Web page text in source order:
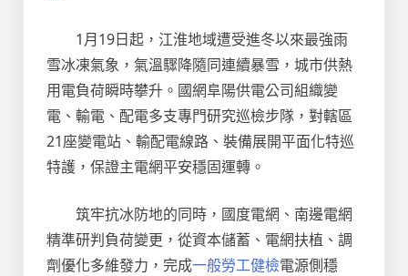
1月19日起，江淮地域遭受進冬以來最強雨
雪冰凍氣象，氣溫驟降隨同連續暴雪，城市供熱
用電負荷瞬時攀升。國網阜陽供電公司組織變
電、輸電、配電多支專門研究巡檢步隊，對轄區
21座變電站、輸配電線路、裝備展開平面化特巡
特護，保證主電網平安穩固運轉。
筑牢抗冰防地的同時，國度電網、南邊電網
精準研判負荷變更，從資本儲蓄、電網扶植、調
劑優化多維發力，完成一般勞工健檢電源側穩